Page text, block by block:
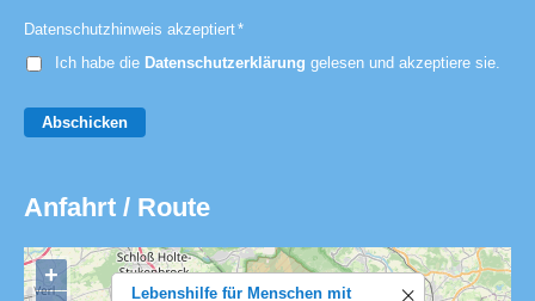
Datenschutzhinweis akzeptiert*
Ich habe die Datenschutzerklärung gelesen und akzeptiere sie.
Abschicken
Anfahrt / Route
Lebenshilfe für Menschen mit
+